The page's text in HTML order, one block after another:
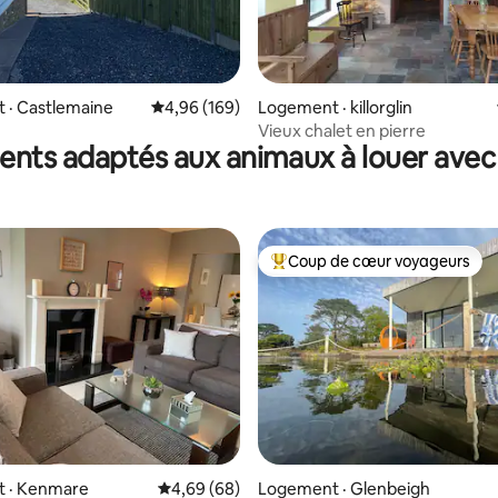
5, 100 commentaires
Castlemaine Note moyenne de 4,96 sur 5, 169
4,96 (169)
Logement · killorglin
Vieux chalet en pierre
adaptés aux animaux à louer
· Kenmare Note moyenne de 4,69 sur 5, 68
4,69 (68)
Coup de cœur voyageurs
Coup de cœur voyageurs
Logement · Glenbeigh